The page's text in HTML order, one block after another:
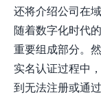
还将介绍公司在
随着数字化时代
重要组成部分。
实名认证过程中
到无法注册或通